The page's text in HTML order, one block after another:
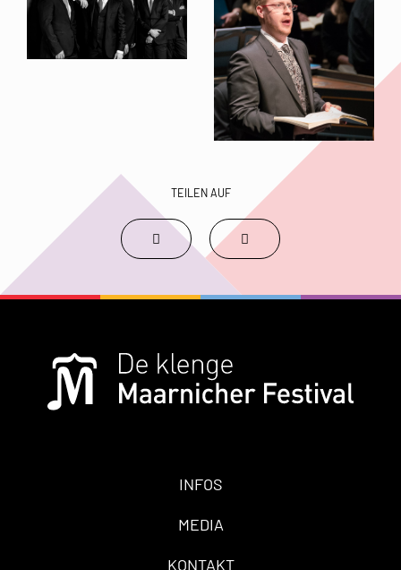
TEILEN AUF
INFOS
MEDIA
KONTAKT